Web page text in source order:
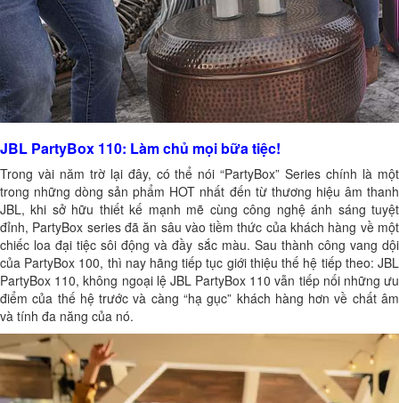
JBL PartyBox 110: Làm chủ mọi bữa tiệc!
Trong vài năm trờ lại đây, có thể nói “PartyBox” Series chính là một
trong những dòng sản phẩm HOT nhất đến từ thương hiệu âm thanh
JBL, khi sở hữu thiết kế mạnh mẽ cùng công nghệ ánh sáng tuyệt
đỉnh, PartyBox series đã ăn sâu vào tiềm thức của khách hàng về một
chiếc loa đại tiệc sôi động và đầy sắc màu. Sau thành công vang dội
của PartyBox 100, thì nay hãng tiếp tục giới thiệu thế hệ tiếp theo: JBL
PartyBox 110, không ngoại lệ JBL PartyBox 110 vẫn tiếp nối những ưu
điểm của thế hệ trước và càng “hạ gục” khách hàng hơn về chất âm
và tính đa năng của nó.